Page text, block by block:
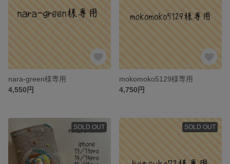
nara-green様専用
4,550円
mokomoko5129様専用
4,750円
SOLD OUT SOLD OUT